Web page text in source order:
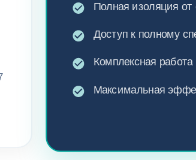
Полная изоляция
Доступ к полному
Комплексная
Максимальная